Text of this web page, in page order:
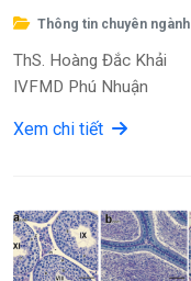
Thông tin chuyên ngành
ThS. Hoàng Đắc Khải
IVFMD Phú Nhuận
Xem chi tiết